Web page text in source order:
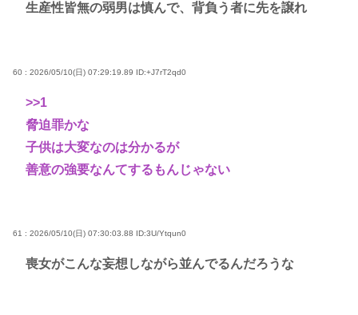
生産性皆無の弱男は慎んで、背負う者に先を譲れ
60 : 2026/05/10(日) 07:29:19.89 ID:+J7rT2qd0
>>1
脅迫罪かな
子供は大変なのは分かるが
善意の強要なんてするもんじゃない
61 : 2026/05/10(日) 07:30:03.88 ID:3U/Ytqun0
喪女がこんな妄想しながら並んでるんだろうな